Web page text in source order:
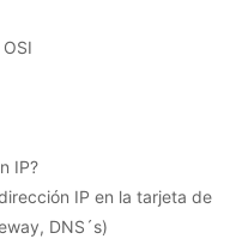
IP?
IP en la tarjeta de
DNS´s)